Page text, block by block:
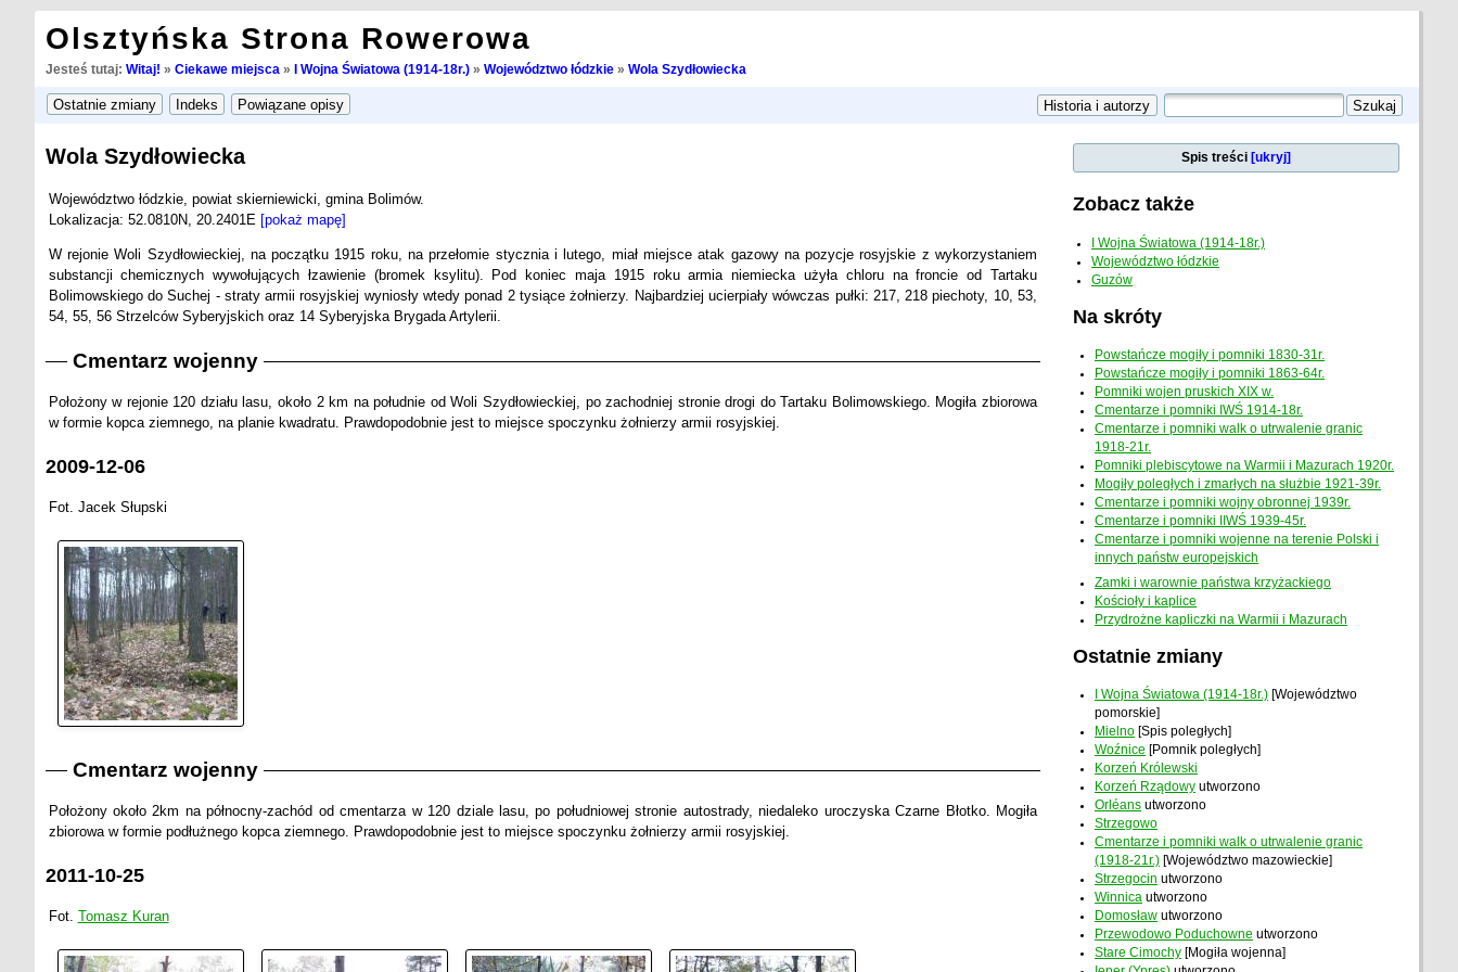
Olsztyńska Strona Rowerowa
Jesteś tutaj: Witaj! » Ciekawe miejsca » I Wojna Światowa (1914-18r.)» Województwo łódzkie» Wola Szydłowiecka
Wola Szydłowiecka
Województwo łódzkie, powiat skierniewicki, gmina Bolimów.
Lokalizacja: 52.0810N, 20.2401E [pokaż mapę]
W rejonie Woli Szydłowieckiej, na początku 1915 roku, na przełomie stycznia i lutego, miał miejsce atak gazowy na pozycje rosyjskie z wykorzystaniem
substancji chemicznych wywołujących łzawienie (bromek ksylitu). Pod koniec maja 1915 roku armia niemiecka użyła chloru na froncie od Tartaku
Bolimowskiego do Suchej - straty armii rosyjskiej wyniosły wtedy ponad 2 tysiące żołnierzy. Najbardziej ucierpiały wówczas pułki: 217, 218 piechoty, 10, 53,
54, 55, 56 Strzelców Syberyjskich oraz 14 Syberyjska Brygada Artylerii.
Cmentarz wojenny
Położony w rejonie 120 działu lasu, około 2 km na południe od Woli Szydłowieckiej, po zachodniej stronie drogi do Tartaku Bolimowskiego. Mogiła zbiorowa
w formie kopca ziemnego, na planie kwadratu. Prawdopodobnie jest to miejsce spoczynku żołnierzy armii rosyjskiej.
2009-12-06
Fot. Jacek Słupski
Cmentarz wojenny
Położony około 2km na północny-zachód od cmentarza w 120 dziale lasu, po południowej stronie autostrady, niedaleko uroczyska Czarne Błotko. Mogiła
zbiorowa w formie podłużnego kopca ziemnego. Prawdopodobnie jest to miejsce spoczynku żołnierzy armii rosyjskiej.
2011-10-25
Fot. Tomasz Kuran
Spis treści [ukryj]
Zobacz także
I Wojna Światowa (1914-18r.)
Województwo łódzkie
Guzów
Na skróty
Powstańcze mogiły i pomniki 1830-31r.
Powstańcze mogiły i pomniki 1863-64r.
Pomniki wojen pruskich XIX w.
Cmentarze i pomniki IWŚ 1914-18r.
Cmentarze i pomniki walk o utrwalenie granic
1918-21r.
Pomniki plebiscytowe na Warmii i Mazurach 1920r.
Mogiły poległych i zmarłych na służbie 1921-39r.
Cmentarze i pomniki wojny obronnej 1939r.
Cmentarze i pomniki IIWŚ 1939-45r.
Cmentarze i pomniki wojenne na terenie Polski i
innych państw europejskich
Zamki i warownie państwa krzyżackiego
Kościoły i kaplice
Przydrożne kapliczki na Warmii i Mazurach
Ostatnie zmiany
I Wojna Światowa (1914-18r.) [Województwo
pomorskie]
Mielno [Spis poległych]
Woźnice [Pomnik poległych]
Korzeń Królewski
Korzeń Rządowy utworzono
Orléans utworzono
Strzegowo
Cmentarze i pomniki walk o utrwalenie granic
(1918-21r.) [Województwo mazowieckie]
Strzegocin utworzono
Winnica utworzono
Domosław utworzono
Przewodowo Poduchowne utworzono
Stare Cimochy [Mogiła wojenna]